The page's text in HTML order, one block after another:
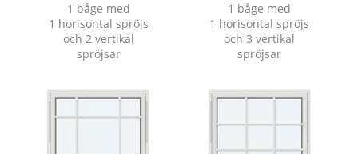
1 båge med
1 horisontal spröjs
och 2 vertikal
spröjsar
1 båge med
1 horisontal spröjs
och 3 vertikal
spröjsar